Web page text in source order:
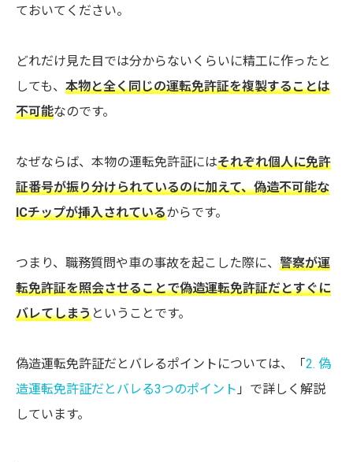
ておいてください。
どれだけ見た目では分からないくらいに精工に作ったと
しても、 本物と全く同じの運転免許証を複製することは
不可能なのです。
なぜならば、本物の運転免許証にはそれぞれ個人に免許
証番号が振り分けられているのに加えて、偽造不可能な
ICチップが挿入されているからです。
つまり、職務質問や車の事故を起こした際に、 警察が運
転免許証を照会させることで偽造運転免許証だとすぐに
バレてしまうということです。
偽造運転免許証だとバレるポイントについては、「2. 偽
造運転免許証だとバレる3つのポイント 」で詳しく解説
しています。